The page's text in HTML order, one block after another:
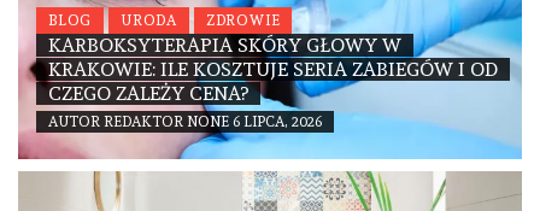
BLOG URODA ZDROWIE
KARBOKSYTERAPIA SKÓRY GŁOWY W
KRAKOWIE: ILE KOSZTUJE SERIA ZABIEGÓW I OD
CZEGO ZALEŻY CENA?
AUTOR REDAKTOR NONE 6 LIPCA, 2026